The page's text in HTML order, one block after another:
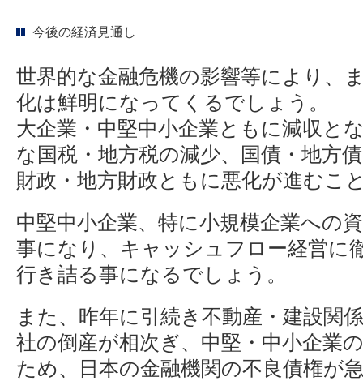
今後の経済見通し
世界的な金融危機の影響等により、
化は鮮明になってくるでしょう。
大企業・中堅中小企業ともに減収と
な国税・地方税の減少、国債・地方
財政・地方財政ともに悪化が進むこ
中堅中小企業、特に小規模企業への
事になり、キャッシュフロー経営に
行き詰る事になるでしょう。
また、昨年に引続き不動産・建設関
社の倒産が相次ぎ、中堅・中小企業
ため、日本の金融機関の不良債権が